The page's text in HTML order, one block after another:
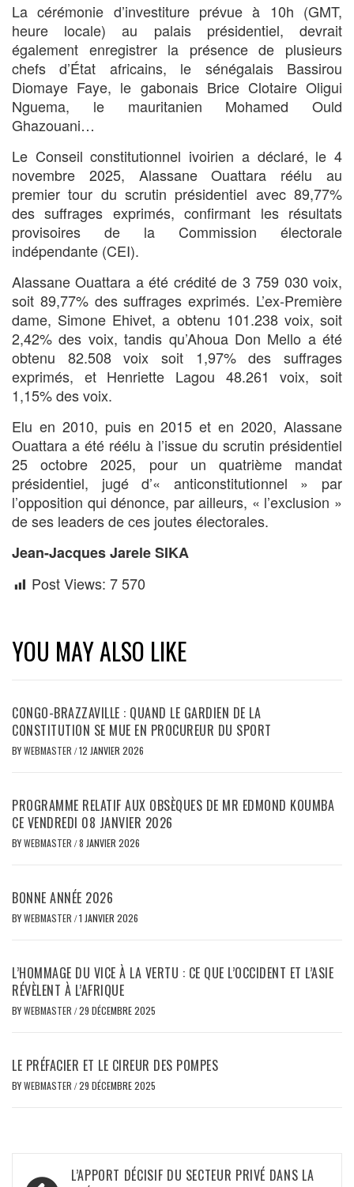
La cérémonie d’investiture prévue à 10h (GMT,
heure locale) au palais présidentiel, devrait
également enregistrer la présence de plusieurs
chefs d’État africains, le sénégalais Bassirou
Diomaye Faye, le gabonais Brice Clotaire Oligui
Nguema, le mauritanien Mohamed Ould
Ghazouani…
Le Conseil constitutionnel ivoirien a déclaré, le 4
novembre 2025, Alassane Ouattara réélu au
premier tour du scrutin présidentiel avec 89,77%
des suffrages exprimés, confirmant les résultats
provisoires de la Commission électorale
indépendante (CEI).
Alassane Ouattara a été crédité de 3 759 030 voix,
soit 89,77% des suffrages exprimés. L’ex-Première
dame, Simone Ehivet, a obtenu 101.238 voix, soit
2,42% des voix, tandis qu’Ahoua Don Mello a été
obtenu 82.508 voix soit 1,97% des suffrages
exprimés, et Henriette Lagou 48.261 voix, soit
1,15% des voix.
Elu en 2010, puis en 2015 et en 2020, Alassane
Ouattara a été réélu à l’issue du scrutin présidentiel
25 octobre 2025, pour un quatrième mandat
présidentiel, jugé d’« anticonstitutionnel » par
l’opposition qui dénonce, par ailleurs, « l’exclusion »
de ses leaders de ces joutes électorales.
Jean-Jacques Jarele SIKA
Post Views: 7 570
YOU MAY ALSO LIKE
CONGO-BRAZZAVILLE : QUAND LE GARDIEN DE LA
CONSTITUTION SE MUE EN PROCUREUR DU SPORT
BYWEBMASTER /12 JANVIER 2026
PROGRAMME RELATIF AUX OBSÈQUES DE MR EDMOND KOUMBA
CE VENDREDI 08 JANVIER 2026
BYWEBMASTER /8 JANVIER 2026
BONNE ANNÉE 2026
BYWEBMASTER /1 JANVIER 2026
L’HOMMAGE DU VICE À LA VERTU : CE QUE L’OCCIDENT ET L’ASIE
RÉVÈLENT À L’AFRIQUE
BYWEBMASTER /29 DÉCEMBRE 2025
LE PRÉFACIER ET LE CIREUR DES POMPES
BYWEBMASTER /29 DÉCEMBRE 2025
NavigationL’APPORT DÉCISIF DU SECTEUR PRIVÉ DANS LA